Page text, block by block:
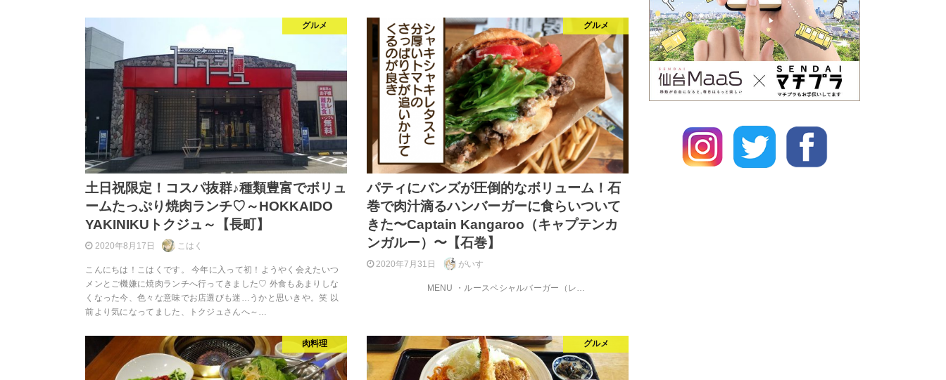
グルメ
土日祝限定！コスパ抜群♪種類豊富でボリュ
ームたっぷり焼肉ランチ♡～HOKKAIDO
YAKINIKUトクジュ～【長町】
2020年8月17日 こはく
こんにちは！こはくです。 今年に入って初！ようやく会えたいつ
メンとご機嫌に焼肉ランチへ行ってきました♡ 外食もあまりしな
くなった今、色々な意味でお店選びも迷…うかと思いきや。笑 以
前より気になってました、トクジュさんへ～…
グルメ
パティにバンズが圧倒的なボリューム！石
巻で肉汁滴るハンバーガーに食らいついて
きた〜Captain Kangaroo（キャプテンカ
ンガルー）〜【石巻】
2020年7月31日 がいす
MENU ・ルースペシャルバーガー（レ…
肉料理 グルメ